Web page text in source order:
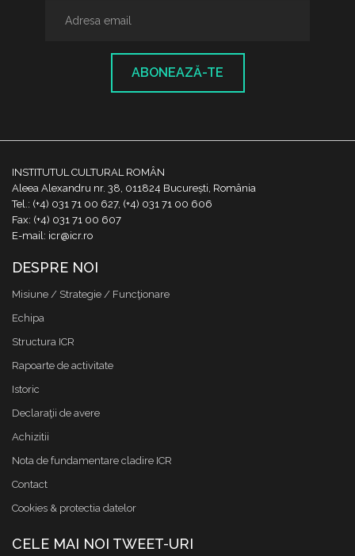
ABONEAZĂ-TE
INSTITUTUL CULTURAL ROMÂN
Aleea Alexandru nr. 38, 011824 București, România
Tel.: (+4) 031 71 00 627, (+4) 031 71 00 606
Fax: (+4) 031 71 00 607
E-mail: icr@icr.ro
DESPRE NOI
Misiune / Strategie / Funcţionare
Echipa
Structura ICR
Rapoarte de activitate
Istoric
Declaraţii de avere
Achizitii
Nota de fundamentare cladire ICR
Contact
Cookies & protectia datelor
CELE MAI NOI TWEET-URI